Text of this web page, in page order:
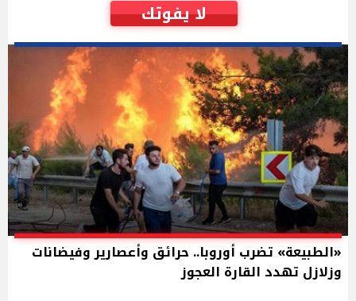
لا يفوتك
«الطبيعة» تضرب أوروبا.. حرائق وأعصارير وفيضانات
وزلازل تهدد القارة العجوز